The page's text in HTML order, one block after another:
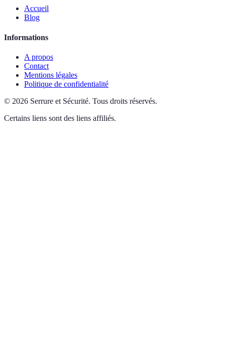
Accueil
Blog
Informations
A propos
Contact
Mentions légales
Politique de confidentialité
© 2026 Serrure et Sécurité. Tous droits réservés.
Certains liens sont des liens affiliés.